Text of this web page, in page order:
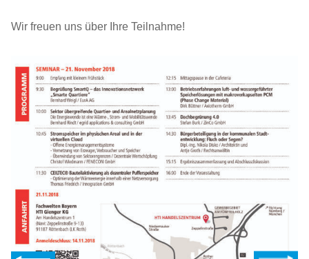
Wir freuen uns über Ihre Teilnahme!